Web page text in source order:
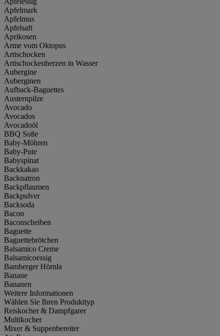
Apfelmark
Apfelmus
Apfelsaft
Aprikosen
Arme vom Oktopus
Artischocken
Artischockenherzen in Wasser
Aubergine
Auberginen
Aufback-Baguettes
Austernpilze
Avocado
Avocados
Avocadoöl
BBQ Soße
Baby-Möhren
Baby-Pute
Babyspinat
Backkakao
Backnatron
Backpflaumen
Backpulver
Backsoda
Bacon
Baconscheiben
Baguette
Baguettebrötchen
Balsamico Creme
Balsamicoessig
Bamberger Hörnla
Banane
Bananen
Weitere Informationen
Wählen Sie Ihren Produkttyp
Reiskocher & Dampfgarer
Multikocher
Mixer & Suppenbereiter